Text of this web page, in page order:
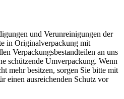
und Verunreinigungen der
in Originalverpackung mit
Verpackungsbestandteilen an uns
schützende Umverpackung. Wenn
mehr besitzen, sorgen Sie bitte mit
einen ausreichenden Schutz vor